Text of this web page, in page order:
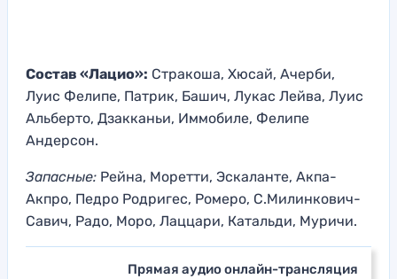
Состав «Лацио»: Стракоша, Хюсай, Ачерби,
Луис Фелипе, Патрик, Башич, Лукас Лейва, Луис
Альберто, Дзакканьи, Иммобиле, Фелипе
Андерсон.
Запасные: Рейна, Моретти, Эскаланте, Акпа-
Акпро, Педро Родригес, Ромеро, С.Милинкович-
Савич, Радо, Моро, Лаццари, Катальди, Муричи.
Прямая аудио онлайн-трансляция